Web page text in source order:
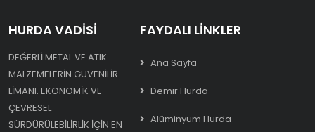
HURDA VADISI
DEĞERLI METAL VE ATIK
MALZEMELERIN GÜVENILIR
LIMANI. EKONOMIK VE
ÇEVRESEL
SÜRDÜRÜLEBILIRLIK IÇIN EN
FAYDALI LINKLER
Ana Sayfa
Demir Hurda
Alüminyum Hurda